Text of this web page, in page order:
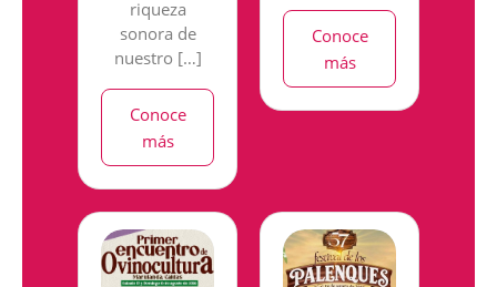
riqueza
sonora de
nuestro […]
Conoce
más
Conoce
más